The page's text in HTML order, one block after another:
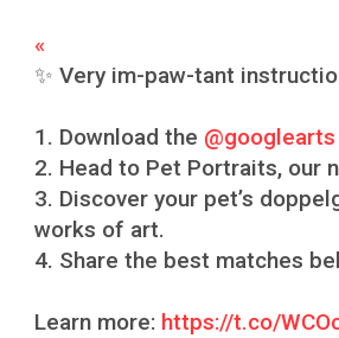
✨ Very im-paw-tant
1. Download the @googlearts
2. Head to Pet Portraits, our
3. Discover your pet’s
works of art.
4. Share the best matches
Learn more: https://t.co/